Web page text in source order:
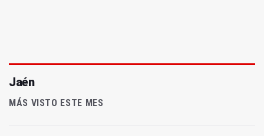
Jaén
MÁS VISTO ESTE MES